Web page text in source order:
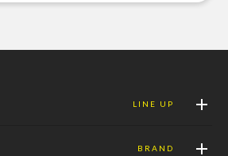
LINE UP
BRAND